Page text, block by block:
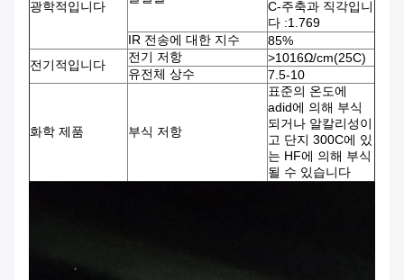
광학적입니다
C-주축과 직각입니
다 :1.769
IR 전송에 대한 지수
85%
전기적입니다
전기 저항
>1016Ω/cm(25C)
유전체 상수
7.5-10
화학 제품 부식 저항
표준의 온도에
adid에 의해 부식
되거나 알칼리성이
고 단지 300C에 있
는 HF에 의해 부식
될 수 있습니다